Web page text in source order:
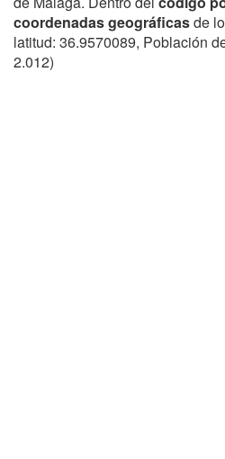
coordenadas geográficasde
latitud: 36.9570089, Población
2.012)